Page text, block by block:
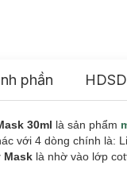
phần HDSD
30ml là sản phẩm
với 4 dòng chính là:
Mask là nhờ vào lớp